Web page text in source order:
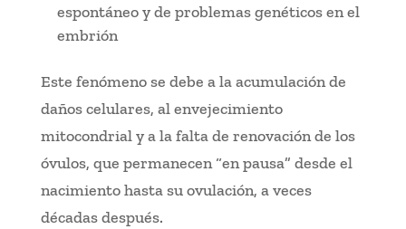
espontáneo y de problemas genéticos en el
embrión
Este fenómeno se debe a la acumulación de
daños celulares, al envejecimiento
mitocondrial y a la falta de renovación de los
óvulos, que permanecen “en pausa” desde el
nacimiento hasta su ovulación, a veces
décadas después.